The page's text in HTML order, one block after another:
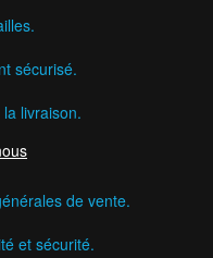
sécurisé.
livraison.
de vente.
et sécurité.